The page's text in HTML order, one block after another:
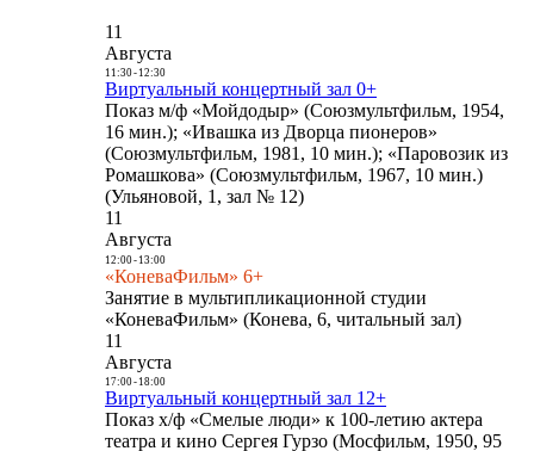
11
Августа
11:30- 12:30
Виртуальный концертный зал 0+
Показ м/ф «Мойдодыр» (Союзмультфильм, 1954,
16 мин.); «Ивашка из Дворца пионеров»
(Союзмультфильм, 1981, 10 мин.); «Паровозик из
Ромашкова» (Союзмультфильм, 1967, 10 мин.)
(Ульяновой, 1, зал № 12)
11
Августа
12:00- 13:00
«КоневаФильм» 6+
Занятие в мультипликационной студии
«КоневаФильм» (Конева, 6, читальный зал)
11
Августа
17:00- 18:00
Виртуальный концертный зал 12+
Показ х/ф «Смелые люди» к 100-летию актера
театра и кино Сергея Гурзо (Мосфильм, 1950, 95